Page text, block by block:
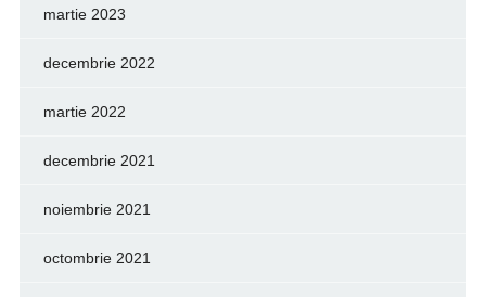
martie 2023
decembrie 2022
martie 2022
decembrie 2021
noiembrie 2021
octombrie 2021